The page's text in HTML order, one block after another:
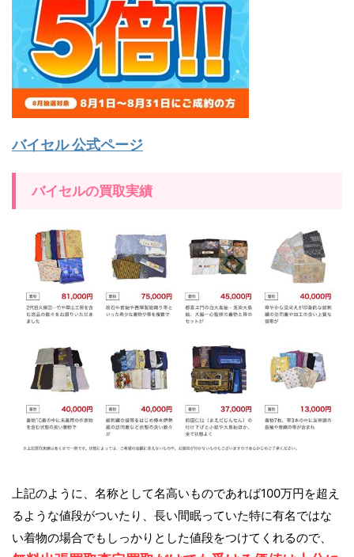
バイセル 公式ページ
バイセルの買取実績
上記のように、名称として名高いものであれば100万円を超え
るような値段がついたり、長い間眠っていた特に有名ではな
い着物の場合でもしっかりとした値段をつけてくれるので、